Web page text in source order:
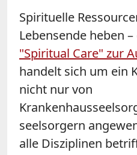
Spirituelle
Lebensende heben
"Spiritual Care" zur
handelt sich um ein
nicht nur von
seelsorgern
alle Disziplinen